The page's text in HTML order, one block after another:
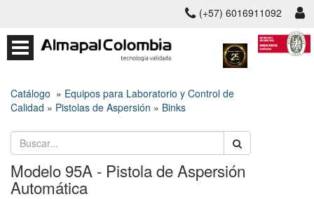
(+57) 6016911092
Catálogo » Equipos para Laboratorio y Control de
Calidad » Pistolas de Aspersión » Binks
Modelo 95A - Pistola de Aspersión
Automática